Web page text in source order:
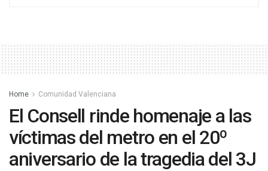
Home Comunidad Valenciana
El Consell rinde homenaje a las
víctimas del metro en el 20º
aniversario de la tragedia del 3J